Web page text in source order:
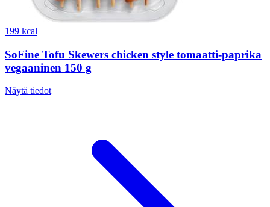
199 kcal
SoFine Tofu Skewers chicken style tomaatti-paprika
vegaaninen 150 g
Näytä tiedot